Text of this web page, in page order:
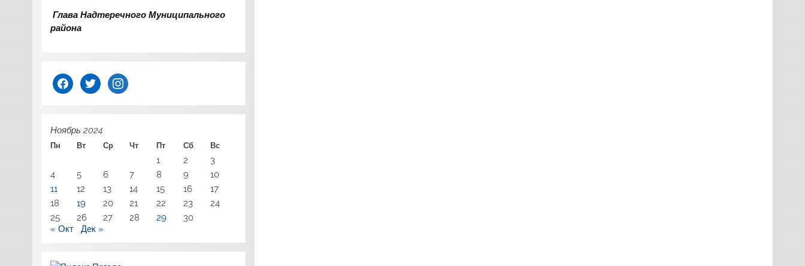
Глава Надтеречного Муниципального
района
facebooktwitter instagram
Ноябрь 2024
Пн Вт Ср Чт Пт Сб Вс
1 2
3
4
5 6 7 8 9
10
11
12 13 14 15 16
17
18
19 20 21 22 23
24
25
26 27 28 29
30
« Окт
Дек »